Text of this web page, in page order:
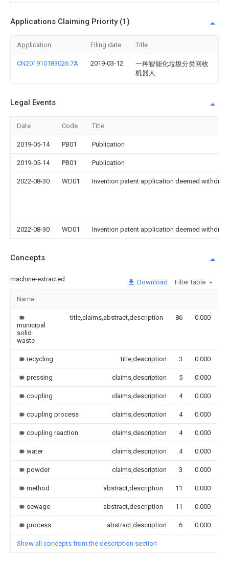
Applications Claiming Priority (1)
Application Filing date Title
CN201910183026.7A 2019-03-12
一种智能化垃圾分类回收
机器人
Legal Events
Date Code Title
2019-05-14 PB01 Publication
2019-05-14 PB01 Publication
2022-08-30 WD01 Invention patent application deemed
2022-08-30 WD01 Invention patent application deemed
Concepts
machine-extracted Download Filter table
Name
municipal
solid
waste
title,claims,abstract,description 86 0.000
recycling title,description 3 0.000
pressing claims,description 5 0.000
coupling claims,description 4 0.000
coupling process claims,description 4 0.000
coupling reaction claims,description 4 0.000
water claims,description 4 0.000
powder claims,description 3 0.000
method abstract,description 11 0.000
sewage abstract,description 11 0.000
process abstract,description 6 0.000
Show all concepts from the description section